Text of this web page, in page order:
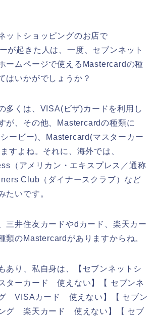
ットショッピングのお店で
が起きた人は、一度、セブンネット
ームページで使えるMastercardの種
はいかがでしょうか？
多くは、VISA(ビザ)カードを利用し
が、その他、Mastercardの種類に
ービー)、Mastercard(マスターカー
すよね。それに、海外では、
（アメリカン・エキスプレス／通称
Club（ダイナースクラブ）など
たいです。
三井住友カードやdカード、楽天カー
類のMastercardがありますからね。
あり、私自身は、【セブンネットシ
ターカード 使えない】【 セブンネ
VISAカード 使えない】【 セブン
グ 楽天カード 使えない】【 セブ